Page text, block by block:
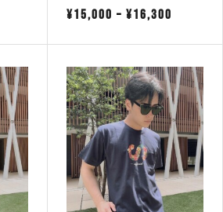
¥15,000 – ¥16,300
¥15,000
–
¥16,300